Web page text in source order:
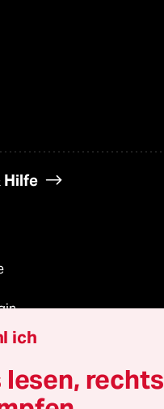
Hilfe
für Abonnierende
ich
lesen, rechts